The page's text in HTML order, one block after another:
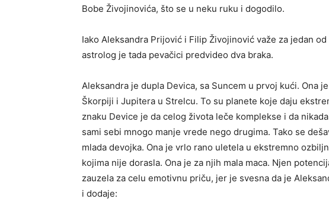
Bobe Živojinovića, što se u neku ruku i dogodilo.
Iako Aleksandra Prijović i Filip Živojinović važe za jedan
astrolog je tada pevačici predvideo dva braka.
Aleksandra je dupla Devica, sa Suncem u prvoj kući. Ona
Škorpiji i Jupitera u Strelcu. To su planete koje daju
znaku Device je da celog života leče komplekse i da
sami sebi mnogo manje vrede nego drugima. Tako se
mlada devojka. Ona je vrlo rano uletela u ekstremno
kojima nije dorasla. Ona je za njih mala maca. Njen
zauzela za celu emotivnu priču, jer je svesna da je
i dodaje: